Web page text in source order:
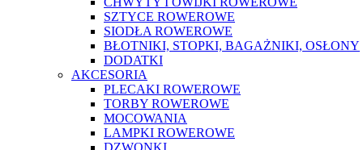
SZTYCE ROWEROWE
SIODŁA ROWEROWE
BŁOTNIKI, STOPKI, BAGAŻNIKI, OSŁONY
DODATKI
AKCESORIA
PLECAKI ROWEROWE
TORBY ROWEROWE
MOCOWANIA
LAMPKI ROWEROWE
DZWONKI